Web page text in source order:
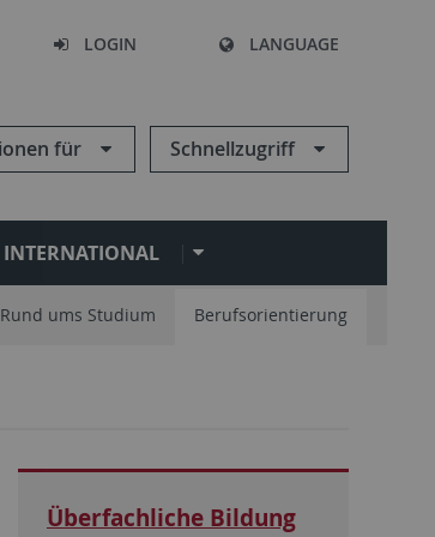
LOGIN LANGUAGE
für Schnellzugriff
INTERNATIONAL
Rund ums Studium Berufsorientierung
Überfachliche Bildung